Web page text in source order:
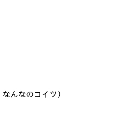
なのコイツ）